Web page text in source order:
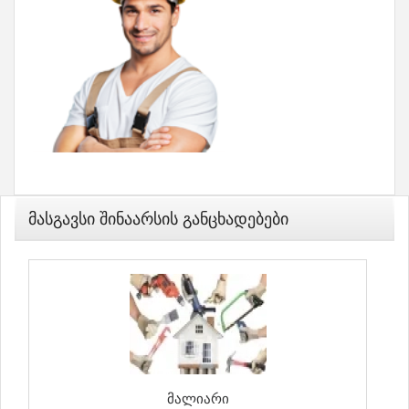
Მასგავსი Შინაარსის Განცხადებები
Მალიარი